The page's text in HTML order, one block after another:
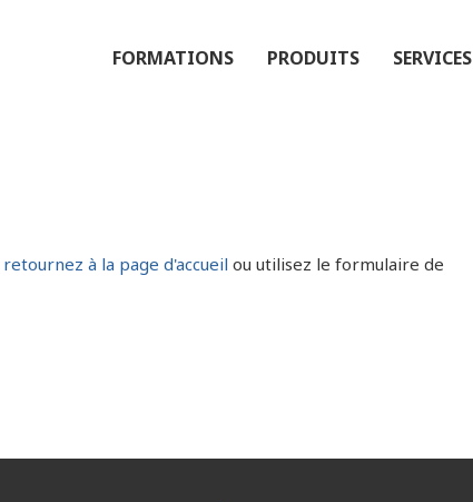
FORMATIONS PRODUITS SERVICES
retournez à la page d'accueil ou utilisez le formulaire de